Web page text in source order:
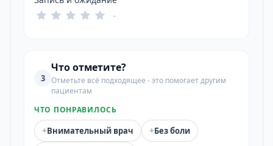
-
3
Что отметите?
Отметьте всё подходящее - это помогает другим
пациентам
ЧТО ПОНРАВИЛОСЬ
+Внимательный врач +Без боли